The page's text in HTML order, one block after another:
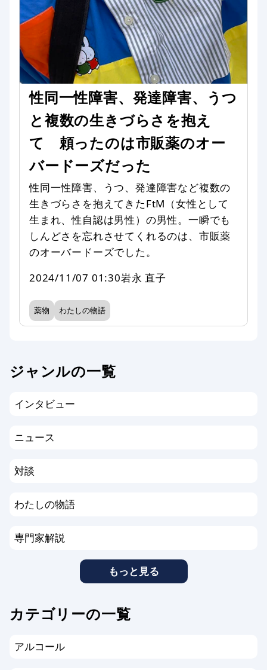
性同一性障害、発達障害、うつ
と複数の生きづらさを抱え
て 頼ったのは市販薬のオー
バードーズだった
性同一性障害、うつ、発達障害など複数の
生きづらさを抱えてきたFtM（女性として
生まれ、性自認は男性）の男性。一瞬でも
しんどさを忘れさせてくれるのは、市販薬
のオーバードーズでした。
2024/11/07 01:30岩永 直子
薬物 わたしの物語
ジャンルの一覧
インタビュー
ニュース
対談
わたしの物語
専門家解説
もっと見る
カテゴリーの一覧
アルコール